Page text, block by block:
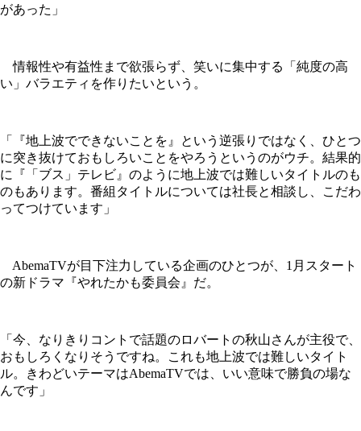
があった」
情報性や有益性まで欲張らず、笑いに集中する「純度の高
い」バラエティを作りたいという。
「『地上波でできないことを』という逆張りではなく、ひとつ
に突き抜けておもしろいことをやろうというのがウチ。結果的
に『「ブス」テレビ』のように地上波では難しいタイトルのも
のもあります。番組タイトルについては社長と相談し、こだわ
ってつけています」
AbemaTVが目下注力している企画のひとつが、1月スタート
の新ドラマ『やれたかも委員会』だ。
「今、なりきりコントで話題のロバートの秋山さんが主役で、
おもしろくなりそうですね。これも地上波では難しいタイト
ル。きわどいテーマはAbemaTVでは、いい意味で勝負の場な
んです」